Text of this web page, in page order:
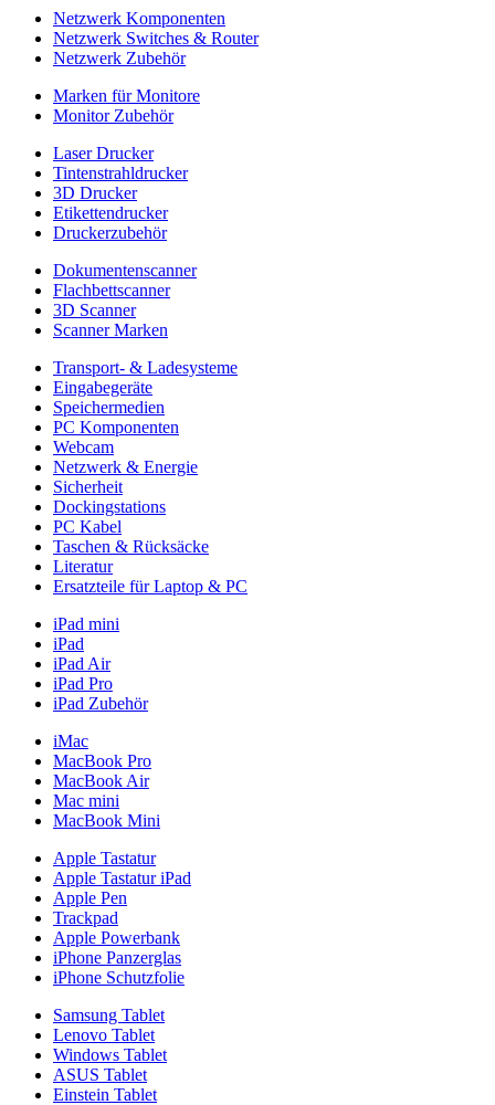
Netzwerk Komponenten
Netzwerk Switches & Router
Netzwerk Zubehör
Marken für Monitore
Monitor Zubehör
Laser Drucker
Tintenstrahldrucker
3D Drucker
Etikettendrucker
Druckerzubehör
Dokumentenscanner
Flachbettscanner
3D Scanner
Scanner Marken
Transport- & Ladesysteme
Eingabegeräte
Speichermedien
PC Komponenten
Webcam
Netzwerk & Energie
Sicherheit
Dockingstations
PC Kabel
Taschen & Rücksäcke
Literatur
Ersatzteile für Laptop & PC
iPad mini
iPad
iPad Air
iPad Pro
iPad Zubehör
iMac
MacBook Pro
MacBook Air
Mac mini
MacBook Mini
Apple Tastatur
Apple Tastatur iPad
Apple Pen
Trackpad
Apple Powerbank
iPhone Panzerglas
iPhone Schutzfolie
Samsung Tablet
Lenovo Tablet
Windows Tablet
ASUS Tablet
Einstein Tablet